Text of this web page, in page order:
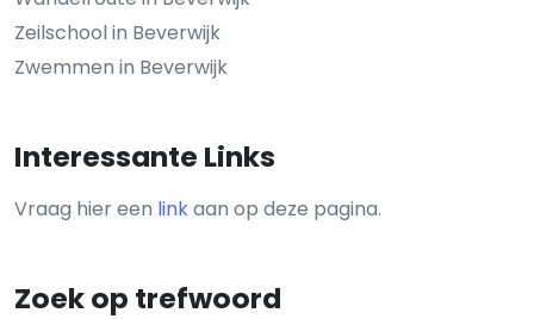
Zeilschool in Beverwijk
Zwemmen in Beverwijk
Interessante Links
Vraag hier een linkaan op deze pagina.
Zoek op trefwoord